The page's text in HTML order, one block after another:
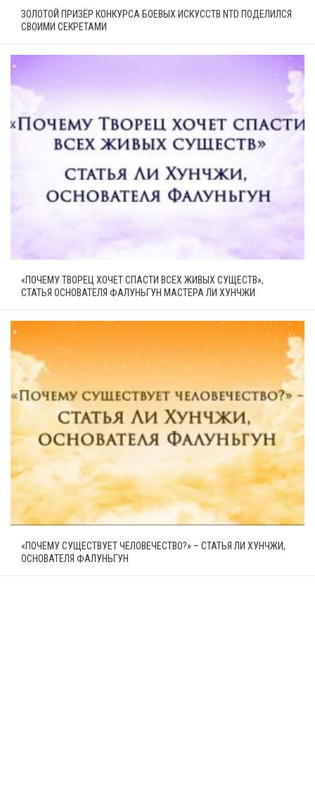
ЗОЛОТОЙ ПРИЗЁР КОНКУРСА БОЕВЫХ ИСКУССТВ NTD ПОДЕЛИЛСЯ
СВОИМИ СЕКРЕТАМИ
«ПОЧЕМУ ТВОРЕЦ ХОЧЕТ СПАСТИ ВСЕХ ЖИВЫХ СУЩЕСТВ»,
СТАТЬЯ ОСНОВАТЕЛЯ ФАЛУНЬГУН МАСТЕРА ЛИ ХУНЧЖИ
«ПОЧЕМУ СУЩЕСТВУЕТ ЧЕЛОВЕЧЕСТВО?» – СТАТЬЯ ЛИ ХУНЧЖИ,
ОСНОВАТЕЛЯ ФАЛУНЬГУН